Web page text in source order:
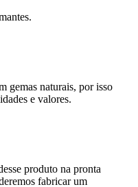
gemas naturais, por isso
e valores.
produto na pronta
fabricar um